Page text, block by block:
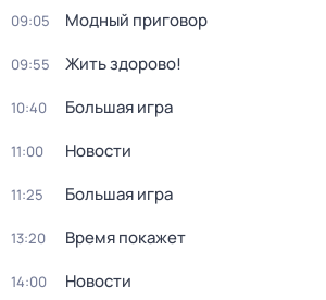
09:05 Модный приговор
09:55 Жить здорово!
10:40 Большая игра
11:00 Новости
11:25 Большая игра
13:20 Время покажет
14:00 Новости